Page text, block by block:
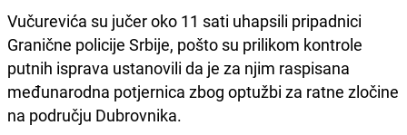
Vučurevića su jučer oko 11 sati uhapsili pripadnici
Granične policije Srbije, pošto su prilikom kontrole
putnih isprava ustanovili da je za njim raspisana
međunarodna potjernica zbog optužbi za ratne zločine
na području Dubrovnika.